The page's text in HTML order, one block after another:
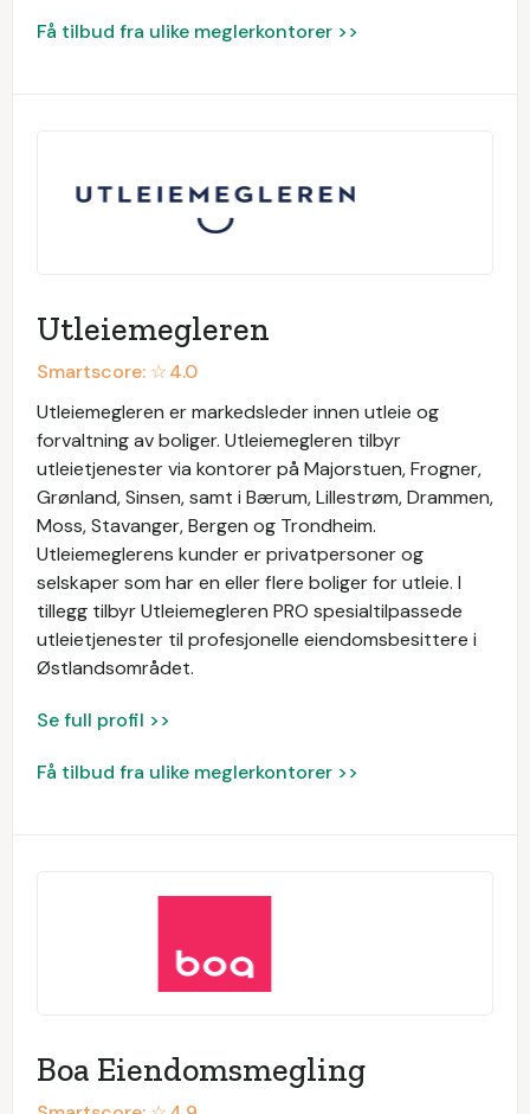
Få tilbud fra ulike meglerkontorer >>
Utleiemegleren
Smartscore: ☆4.0
Utleiemegleren er markedsleder innen utleie og
forvaltning av boliger. Utleiemegleren tilbyr
utleietjenester via kontorer på Majorstuen, Frogner,
Grønland, Sinsen, samt i Bærum, Lillestrøm, Drammen,
Moss, Stavanger, Bergen og Trondheim.
Utleiemeglerens kunder er privatpersoner og
selskaper som har en eller flere boliger for utleie. I
tillegg tilbyr Utleiemegleren PRO spesialtilpassede
utleietjenester til profesjonelle eiendomsbesittere i
Østlandsområdet.
Se full profil >>
Få tilbud fra ulike meglerkontorer >>
Boa Eiendomsmegling